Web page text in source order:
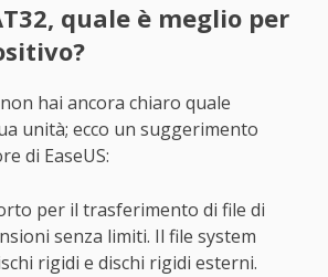
quale è meglio per
hai ancora chiaro quale
unità; ecco un suggerimento
di EaseUS:
per il trasferimento di file di
senza limiti. Il file system
rigidi e dischi rigidi esterni.